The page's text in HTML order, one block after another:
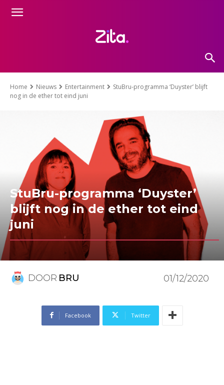
Home Nieuws Entertainment
StuBru-programma ‘Duyster’ blijft
nog in de ether tot eind juni
StuBru-programma ‘Duyster’
blijft nog in de ether tot eind
juni
DOOR BRU 01/12/2020
Facebook Twitter